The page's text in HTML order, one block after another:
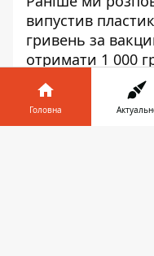
випустив
гривень за
отримати 1 000
повна інструкція.
Інформатор
термін дії COVID-
Головна